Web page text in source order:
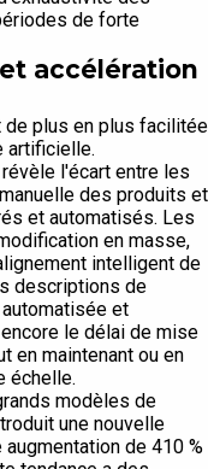
de forte
accélération
de plus en plus facilitée
artificielle.
l'écart entre les
des produits et
et automatisés. Les
en masse,
intelligent de
descriptions de
et
le délai de mise
en maintenant ou en
échelle.
modèles de
une nouvelle
de 410 %